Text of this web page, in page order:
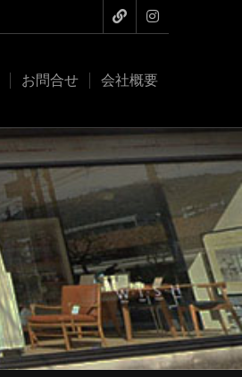
お問合せ 会社概要